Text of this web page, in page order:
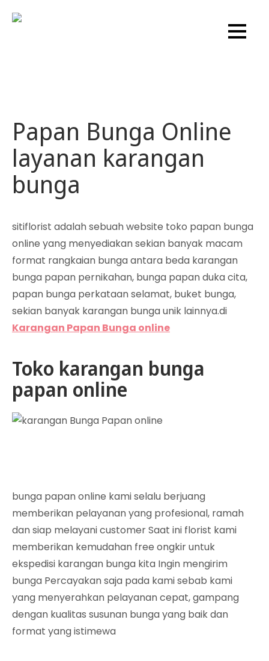
Papan Bunga Online
layanan karangan
bunga
sitiflorist adalah sebuah website toko papan bunga
online yang menyediakan sekian banyak macam
format rangkaian bunga antara beda karangan
bunga papan pernikahan, bunga papan duka cita,
papan bunga perkataan selamat, buket bunga,
sekian banyak karangan bunga unik lainnya.di
Karangan Papan Bunga online
Toko karangan bunga
papan online
bunga papan online kami selalu berjuang
memberikan pelayanan yang profesional, ramah
dan siap melayani customer Saat ini florist kami
memberikan kemudahan free ongkir untuk
ekspedisi karangan bunga kita Ingin mengirim
bunga Percayakan saja pada kami sebab kami
yang menyerahkan pelayanan cepat, gampang
dengan kualitas susunan bunga yang baik dan
format yang istimewa